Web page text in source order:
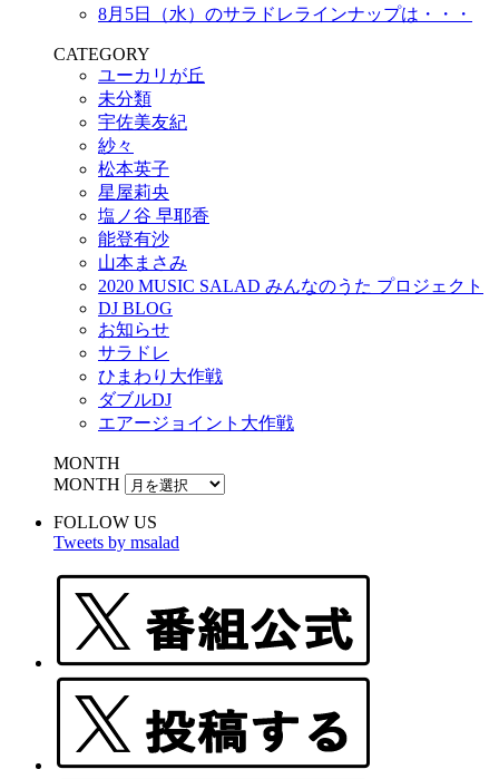
8月5日（水）のサラドレラインナップは・・・
CATEGORY
ユーカリが丘
未分類
宇佐美友紀
紗々
松本英子
星屋莉央
塩ノ谷 早耶香
能登有沙
山本まさみ
2020 MUSIC SALAD みんなのうた プロジェクト
DJ BLOG
お知らせ
サラドレ
ひまわり大作戦
ダブルDJ
エアージョイント大作戦
MONTH
MONTH
FOLLOW US
Tweets by msalad